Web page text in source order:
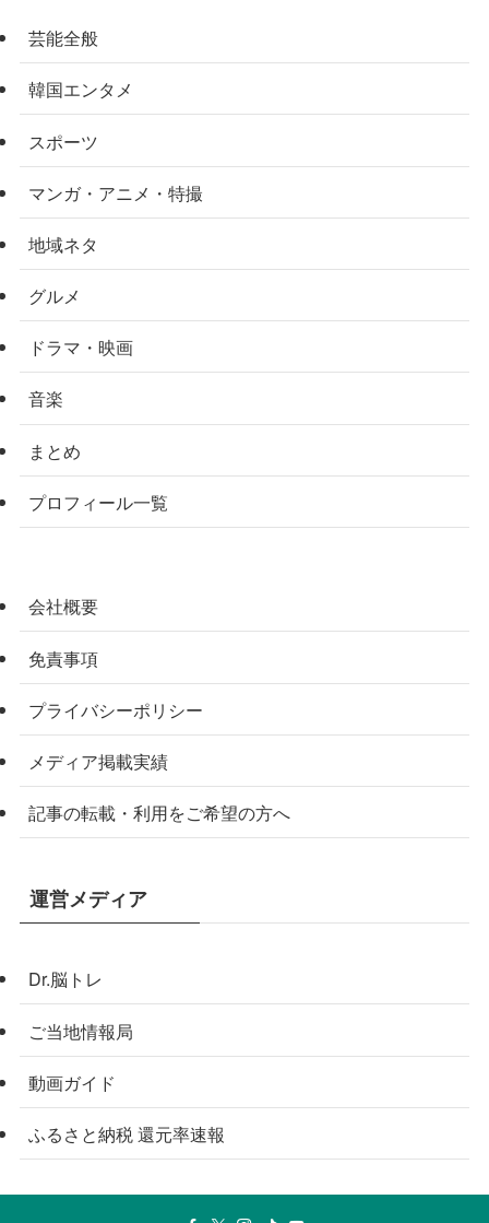
芸能全般
韓国エンタメ
スポーツ
マンガ・アニメ・特撮
地域ネタ
グルメ
ドラマ・映画
音楽
まとめ
プロフィール一覧
会社概要
免責事項
プライバシーポリシー
メディア掲載実績
記事の転載・利用をご希望の方へ
運営メディア
Dr.脳トレ
ご当地情報局
動画ガイド
ふるさと納税 還元率速報